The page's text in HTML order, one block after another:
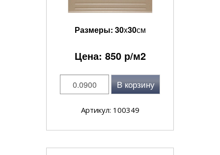
Размеры: 30x30см
Цена: 850р/м2
В корзину
Артикул: 100349